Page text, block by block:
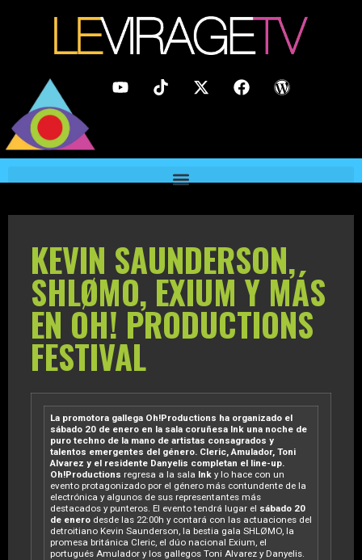
KEVIN SAUNDERSON,
SHLØMO, EXIUM Y MÁS
EN OH! PRODUCTIONS
FESTIVAL
La promotora gallega Oh!Productions ha organizado el
sábado 20 de enero en la sala coruñesa Ink una noche de
puro techno de la mano de artistas consagrados y
talentos emergentes del género. Cleric, Amulador, Toni
Alvarez y el residente Danyelis completan el line-up.
Oh!Productions regresa a la sala Ink y lo hace con un
evento protagonizado por el género más contundente de la
electrónica y algunos de sus representantes más
destacados y punteros. El evento tendrá lugar el sábado 20
de enero desde las 22:00h y contará con las actuaciones del
detroitiano Kevin Saunderson, la bestia gala SHLØMO, la
promesa británica Cleric, el dúo nacional Exium, el
portugués Amulador y los gallegos Toni Alvarez y Danyelis.